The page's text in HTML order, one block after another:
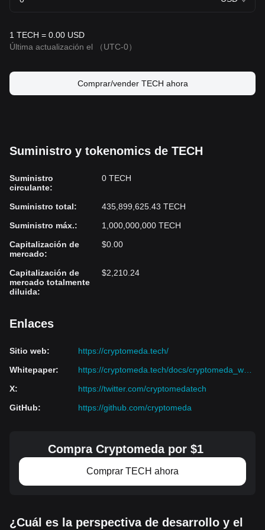
un papel fundamental en el futuro del comercio y la economía
1 TECH = 0.00 USD
Última actualización el
（UTC-0）
Comprar/vender TECH ahora
Suministro y tokenomics de TECH
Suministro
circulante:
0 TECH
Suministro total:
435,899,625.43 TECH
Suministro máx.:
1,000,000,000 TECH
Capitalización de
mercado:
$0.00
Capitalización de
mercado totalmente
diluida:
$2,210.24
Enlaces
Sitio web:
https://cryptomeda.tech/
Whitepaper:
X:
https://twitter.com/cryptomedatech
GitHub: https://github.com/cryptomeda
Compra Cryptomeda por $1
Comprar TECH ahora
¿Cuál es la perspectiva de desarrollo y el